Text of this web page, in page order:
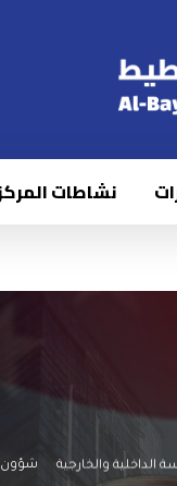
نشاطات
الداخلية والخارجية شؤون